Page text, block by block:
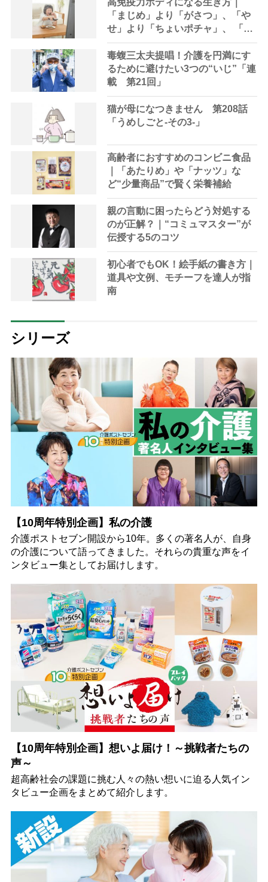
「まじめ」より「がさつ」、「や
せ」より「ちょいポチャ」、 「ジ
ョギング」より「早歩き」
毒蝮三太夫提唱！介護を円満にす
るために避けたい3つの“いじ”「連
載 第21回」
猫が母になつきません 第208話
「うめしごと-その3-」
高齢者におすすめのコンビニ食品
｜「あたりめ」や「ナッツ」な
ど“少量商品”で賢く栄養補給
親の言動に困ったらどう対処する
のが正解？｜“コミュマスター”が
伝授する5のコツ
初心者でもOK！絵手紙の書き方｜
道具や文例、モチーフを達人が指
南
シリーズ
【10周年特別企画】私の介護
介護ポストセブン開設から10年。多くの著名人が、自身
の介護について語ってきました。それらの貴重な声をイ
ンタビュー集としてお届けします。
【10周年特別企画】想いよ届け！～挑戦者たちの
声～
超高齢社会の課題に挑む人々の熱い想いに迫る人気イン
タビュー企画をまとめて紹介します。